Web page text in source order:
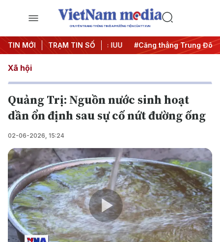
CHUYÊN TRANG THÔNG TIN ĐA PHƯƠNG TIỆN CỦA TTXVN
TIN MỚI TRẠM TIN SỐ
đêm #Chống khai thác IUU #Căng thẳng Trung Đông
Xã hội
Quảng Trị: Nguồn nước sinh hoạt
dần ổn định sau sự cố nứt đường ống
02-06-2026, 15:24
Play